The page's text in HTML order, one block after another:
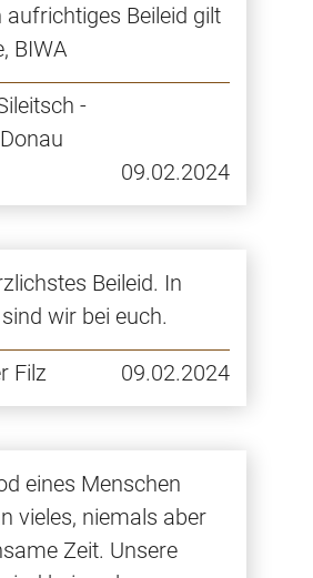
aufrichtiges Beileid gilt
BIWA
-
09.02.2024
Beileid. In
wir bei euch.
Filz 09.02.2024
eines Menschen
vieles, niemals aber
Zeit. Unsere